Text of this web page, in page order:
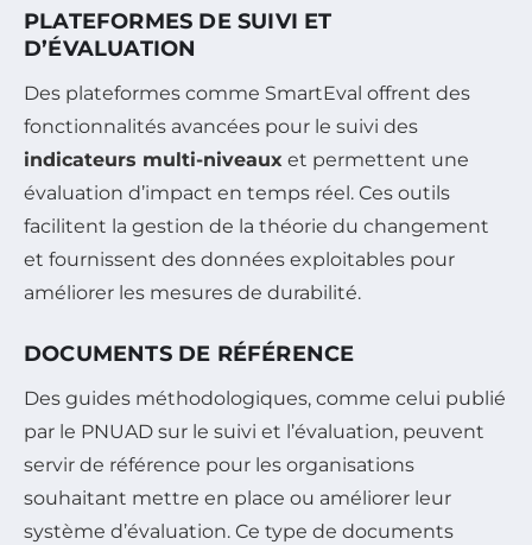
PLATEFORMES DE SUIVI ET
D’ÉVALUATION
Des plateformes comme SmartEval offrent des
fonctionnalités avancées pour le suivi des
indicateurs multi-niveaux et permettent une
évaluation d’impact en temps réel. Ces outils
facilitent la gestion de la théorie du changement
et fournissent des données exploitables pour
améliorer les mesures de durabilité.
DOCUMENTS DE RÉFÉRENCE
Des guides méthodologiques, comme celui publié
par le PNUAD sur le suivi et l’évaluation, peuvent
servir de référence pour les organisations
souhaitant mettre en place ou améliorer leur
système d’évaluation. Ce type de documents